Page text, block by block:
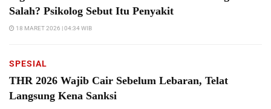
Salah? Psikolog Sebut Itu Penyakit
18 MARET 2026 | 04:34 WIB
SPESIAL
THR 2026 Wajib Cair Sebelum Lebaran, Telat
Langsung Kena Sanksi